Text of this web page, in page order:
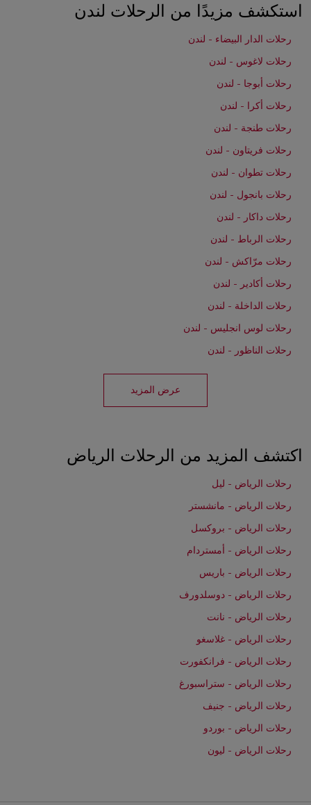
استكشف مزيدًا من الرحلات لندن
رحلات الدار البيضاء - لندن
رحلات لاغوس - لندن
رحلات أبوجا - لندن
رحلات أكرا - لندن
رحلات طنجة - لندن
رحلات فريتاون - لندن
رحلات تطوان - لندن
رحلات بانجول - لندن
رحلات داكار - لندن
رحلات الرباط - لندن
رحلات مرّاكش - لندن
رحلات أكادير - لندن
رحلات الداخلة - لندن
رحلات لوس انجليس - لندن
رحلات الناظور - لندن
عرض المزيد
اكتشف المزيد من الرحلات الرياض
رحلات الرياض - ليل
رحلات الرياض - مانشستر
رحلات الرياض - بروكسل
رحلات الرياض - أمستردام
رحلات الرياض - باريس
رحلات الرياض - دوسلدورف
رحلات الرياض - نانت
رحلات الرياض - غلاسغو
رحلات الرياض - فرانكفورت
رحلات الرياض - ستراسبورغ
رحلات الرياض - جنيف
رحلات الرياض - بوردو
رحلات الرياض - ليون